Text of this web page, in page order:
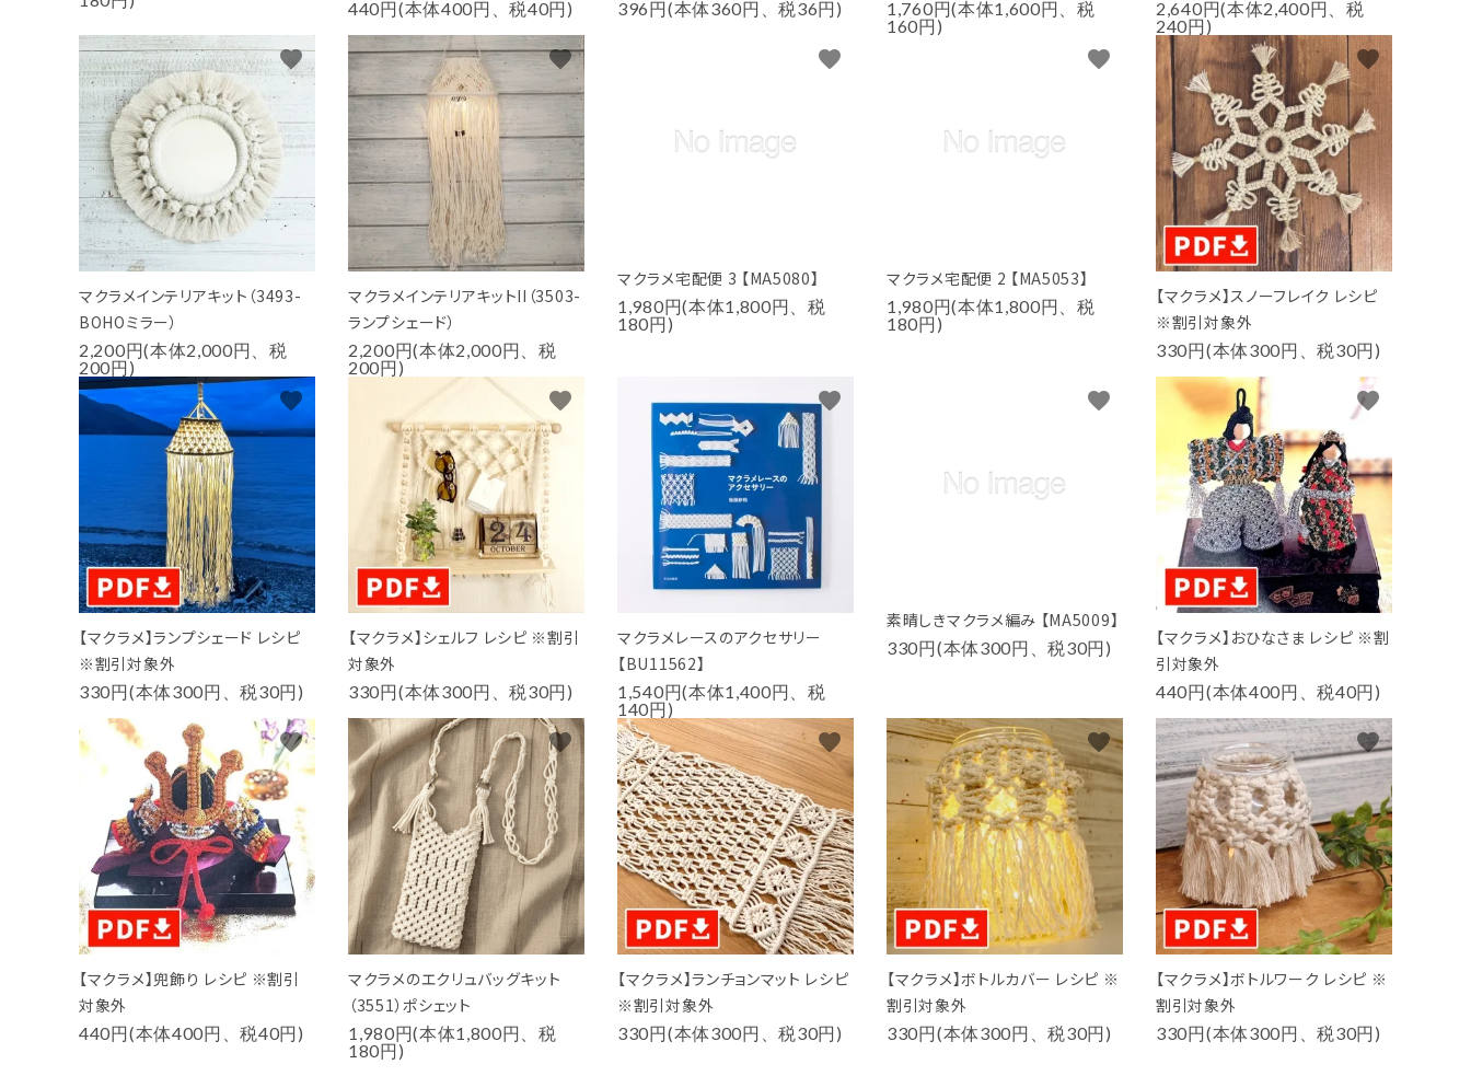
440円(本体400円、税40円) 396円(本体360円、税36円)
1,760円(本体1,600円、税
160円)
2,640円(本体2,400円、税
240円)
マクラメインテリアキット（3493-
BOHOミラー）
2,200円(本体2,000円、税
200円)
favorite
マクラメインテリアキットII（3503-
ランプシェード）
2,200円(本体2,000円、税
200円)
favorite
マクラメ宅配便 3 【MA5080】
1,980円(本体1,800円、税
180円)
favorite
マクラメ宅配便 2 【MA5053】
1,980円(本体1,800円、税
180円)
favorite
【マクラメ】スノーフレイク レシピ
※割引対象外
330円(本体300円、税30円)
favorite
【マクラメ】ランプシェード レシピ
※割引対象外
330円(本体300円、税30円)
favorite
【マクラメ】シェルフ レシピ ※割引
対象外
330円(本体300円、税30円)
favorite
マクラメレースのアクセサリー
【BU11562】
1,540円(本体1,400円、税
140円)
favorite
素晴しきマクラメ編み 【MA5009】
330円(本体300円、税30円)
favorite
【マクラメ】おひなさま レシピ ※割
引対象外
440円(本体400円、税40円)
favorite
【マクラメ】兜飾り レシピ ※割引
対象外
440円(本体400円、税40円)
favorite
マクラメのエクリュバッグキット
（3551）ポシェット
1,980円(本体1,800円、税
180円)
favorite
【マクラメ】ランチョンマット レシピ
※割引対象外
330円(本体300円、税30円)
favorite
【マクラメ】ボトルカバー レシピ ※
割引対象外
330円(本体300円、税30円)
favorite
【マクラメ】ボトルワーク レシピ ※
割引対象外
330円(本体300円、税30円)
favorite